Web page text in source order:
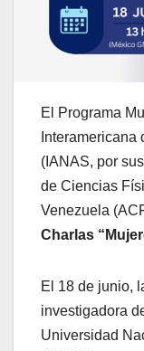
El Programa
(IANAS, por
de Ciencias
Venezuela
Charlas
El 18 de junio,
investigadora
Universidad